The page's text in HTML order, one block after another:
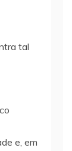
tal
e, em